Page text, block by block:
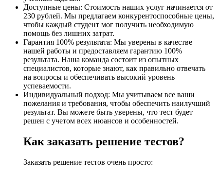
Доступные цены: Стоимость наших услуг начинается от
230 рублей. Мы предлагаем конкурентоспособные цены,
чтобы каждый студент мог получить необходимую
помощь без лишних затрат.
Гарантия 100% результата: Мы уверены в качестве
нашей работы и предоставляем гарантию 100%
результата. Наша команда состоит из опытных
специалистов, которые знают, как правильно отвечать
на вопросы и обеспечивать высокий уровень
успеваемости.
Индивидуальный подход: Мы учитываем все ваши
пожелания и требования, чтобы обеспечить наилучший
результат. Вы можете быть уверены, что тест будет
решен с учетом всех нюансов и особенностей.
Как заказать решение тестов?
Заказать решение тестов очень просто: